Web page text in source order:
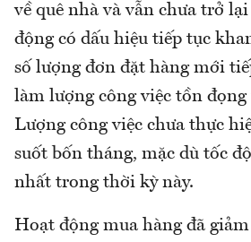
về quê nhà và vẫn chưa trở
động có dấu hiệu tiếp tục
số lượng đơn đặt hàng mới
làm lượng công việc tồn đọng
Lượng công việc chưa thực
suốt bốn tháng, mặc dù tốc
nhất trong thời kỳ này.
Hoạt động mua hàng đã